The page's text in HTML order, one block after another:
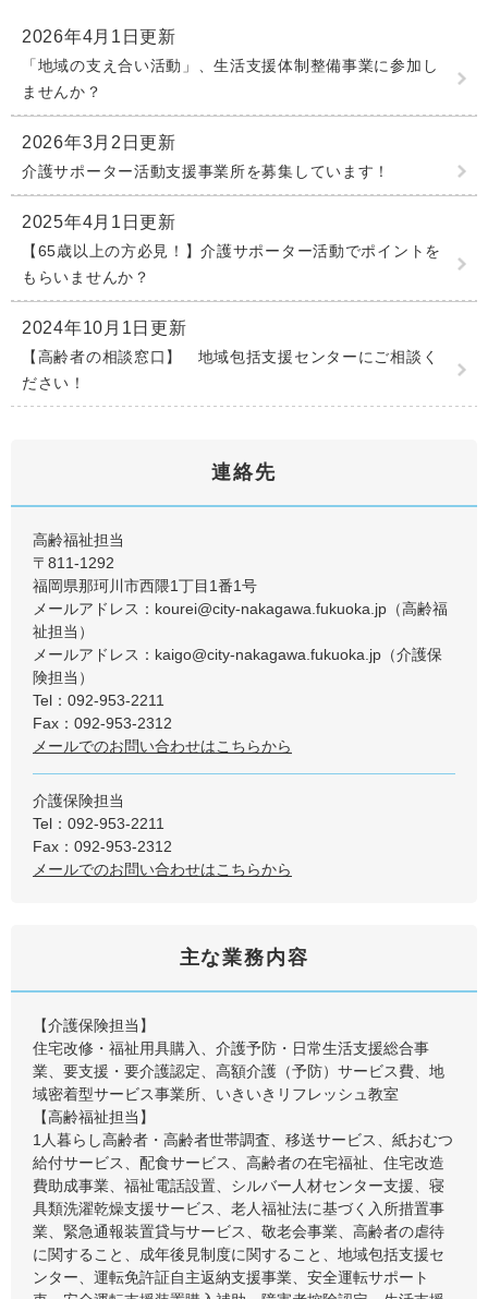
2026年4月1日更新
「地域の支え合い活動」、生活支援体制整備事業に参加し
ませんか？
2026年3月2日更新
介護サポーター活動支援事業所を募集しています！
2025年4月1日更新
【65歳以上の方必見！】介護サポーター活動でポイントを
もらいませんか？
2024年10月1日更新
【高齢者の相談窓口】 地域包括支援センターにご相談く
ださい！
連絡先
高齢福祉担当
〒811-1292
福岡県那珂川市西隈1丁目1番1号
メールアドレス：kourei@city-nakagawa.fukuoka.jp（高齢福
祉担当）
メールアドレス：kaigo@city-nakagawa.fukuoka.jp（介護保
険担当）
Tel：092-953-2211
Fax：092-953-2312
メールでのお問い合わせはこちらから
介護保険担当
Tel：092-953-2211
Fax：092-953-2312
メールでのお問い合わせはこちらから
主な業務内容
【介護保険担当】
住宅改修・福祉用具購入、介護予防・日常生活支援総合事
業、要支援・要介護認定、高額介護（予防）サービス費、地
域密着型サービス事業所、いきいきリフレッシュ教室
【高齢福祉担当】
1人暮らし高齢者・高齢者世帯調査、移送サービス、紙おむつ
給付サービス、配食サービス、高齢者の在宅福祉、住宅改造
費助成事業、福祉電話設置、シルバー人材センター支援、寝
具類洗濯乾燥支援サービス、老人福祉法に基づく入所措置事
業、緊急通報装置貸与サービス、敬老会事業、高齢者の虐待
に関すること、成年後見制度に関すること、地域包括支援セ
ンター、運転免許証自主返納支援事業、安全運転サポート